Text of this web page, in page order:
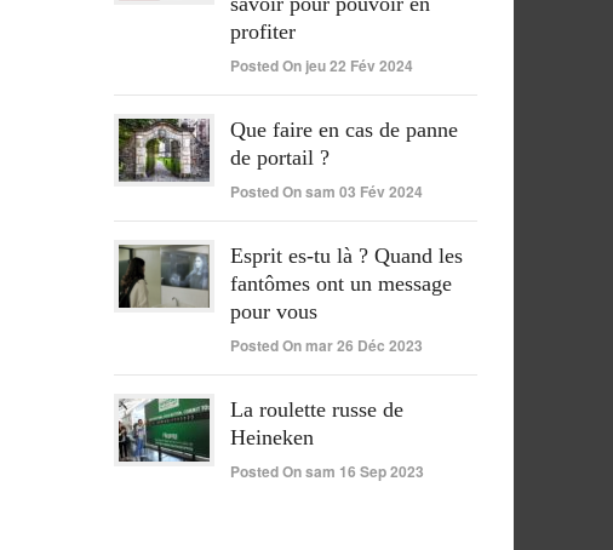
profiter
Posted On jeu 22 Fév 2024
Que faire en cas de panne
de portail ?
Posted On sam 03 Fév 2024
Esprit es-tu là ? Quand les
fantômes ont un message
pour vous
Posted On mar 26 Déc 2023
La roulette russe de
Heineken
Posted On sam 16 Sep 2023